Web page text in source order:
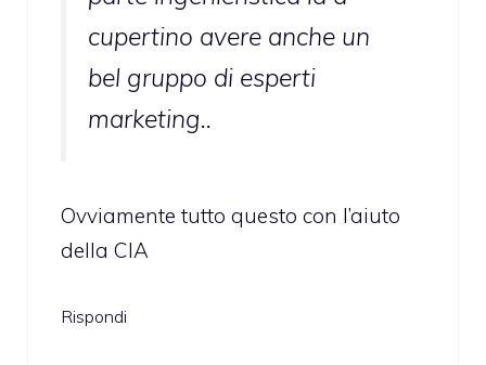
cupertino avere anche un
bel gruppo di esperti
marketing..
Ovviamente tutto questo con l’aiuto
della CIA
Rispondi